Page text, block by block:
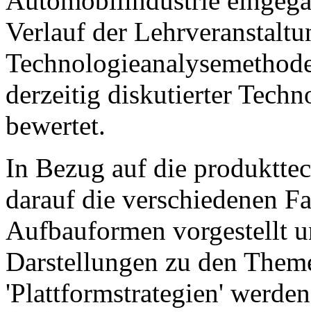
Verlauf der
derzeitig diskutierter
bewertet.
In Bezug auf die
darauf die verschiedenen
Aufbauformen vorgestellt
Darstellungen zu den
'Plattformstrategien'